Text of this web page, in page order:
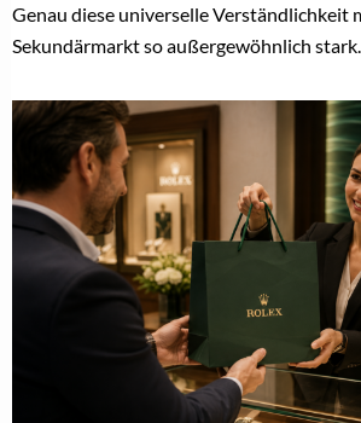
Genau diese universelle Verständlichkeit
Sekundärmarkt so außergewöhnlich stark.